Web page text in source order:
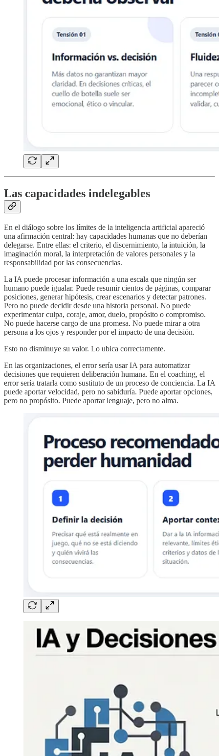
Las capacidades indelegables
En el diálogo sobre los límites de la inteligencia artificial apareció
una afirmación central: hay capacidades humanas que no deberían
delegarse. Entre ellas: el criterio, el discernimiento, la intuición, la
imaginación moral, la interpretación de valores personales y la
responsabilidad por las consecuencias.
La IA puede procesar información a una escala que ningún ser
humano puede igualar. Puede resumir cientos de páginas, comparar
posiciones, generar hipótesis, crear escenarios y detectar patrones.
Pero no puede decidir desde una historia personal. No puede
experimentar culpa, coraje, amor, duelo, propósito o compromiso.
No puede hacerse cargo de una promesa. No puede mirar a otra
persona a los ojos y responder por el impacto de una decisión.
Esto no disminuye su valor. Lo ubica correctamente.
En las organizaciones, el error sería usar IA para automatizar
decisiones que requieren deliberación humana. En el coaching, el
error sería tratarla como sustituto de un proceso de conciencia. La IA
puede aportar velocidad, pero no sabiduría. Puede aportar opciones,
pero no propósito. Puede aportar lenguaje, pero no alma.